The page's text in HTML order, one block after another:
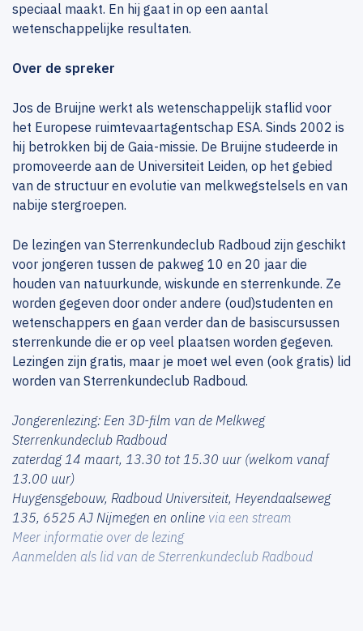
speciaal maakt. En hij gaat in op een aantal
wetenschappelijke resultaten.
Over de spreker
Jos de Bruijne werkt als wetenschappelijk staflid voor
het Europese ruimtevaartagentschap ESA. Sinds 2002 is
hij betrokken bij de Gaia-missie. De Bruijne studeerde in
promoveerde aan de Universiteit Leiden, op het gebied
van de structuur en evolutie van melkwegstelsels en van
nabije stergroepen.
De lezingen van Sterrenkundeclub Radboud zijn geschikt
voor jongeren tussen de pakweg 10 en 20 jaar die
houden van natuurkunde, wiskunde en sterrenkunde. Ze
worden gegeven door onder andere (oud)studenten en
wetenschappers en gaan verder dan de basiscursussen
sterrenkunde die er op veel plaatsen worden gegeven.
Lezingen zijn gratis, maar je moet wel even (ook gratis) lid
worden van Sterrenkundeclub Radboud.
Jongerenlezing: Een 3D-film van de Melkweg
Sterrenkundeclub Radboud
zaterdag 14 maart, 13.30 tot 15.30 uur (welkom vanaf
13.00 uur)
Huygensgebouw, Radboud Universiteit, Heyendaalseweg
135, 6525 AJ Nijmegen en online via een stream
Meer informatie over de lezing
Aanmelden als lid van de Sterrenkundeclub Radboud